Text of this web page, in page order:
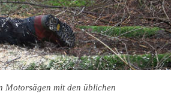
Motorsägen mit den üblichen